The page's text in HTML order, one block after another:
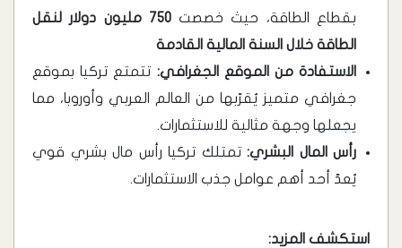
بقطاع الطاقة، حيث خصصت
750 مليون دولار لنقل
الطاقة خلال السنة المالية القادمة
الاستفادة من الموقع الجغرافي: تتمتع تركيا بموقع
جغرافي متميز يُقرّبها من العالم العربي وأوروبا، مما
يجعلها وجهة مثالية للاستثمارات.
رأس المال البشري: تمتلك تركيا رأس مال بشري قوي
يُعدّ أحد أهم عوامل جذب الاستثمارات.
استكشف المزيد: